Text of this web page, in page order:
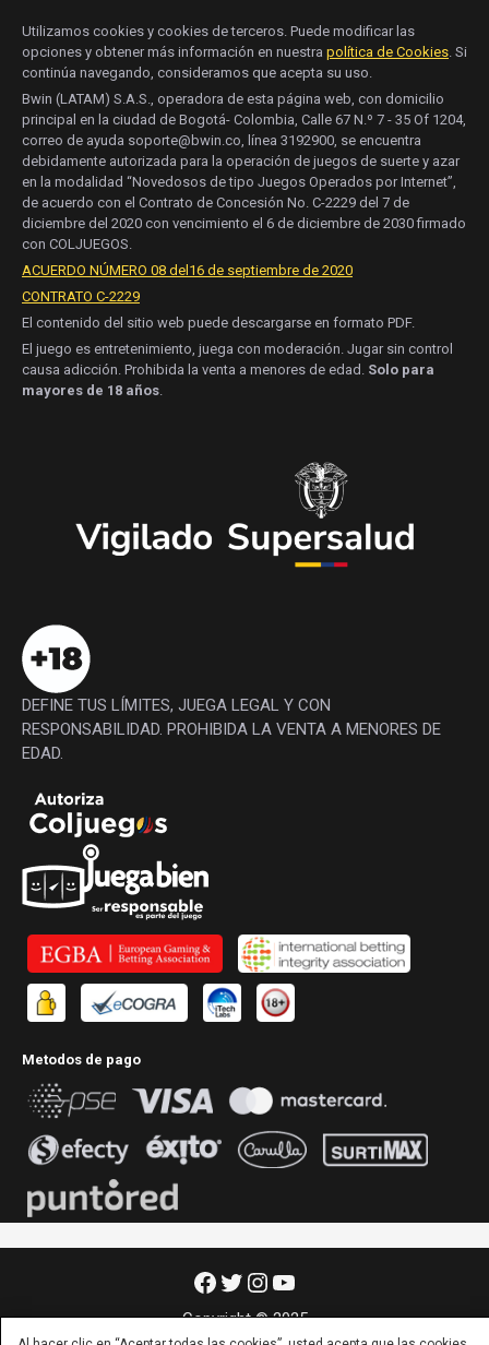
Utilizamos cookies y cookies de terceros. Puede modificar las
opciones y obtener más información en nuestra política de Cookies . Si
continúa navegando, consideramos que acepta su uso.
Bwin (LATAM) S.A.S., operadora de esta página web, con domicilio
principal en la ciudad de Bogotá- Colombia, Calle 67 N.º 7 - 35 Of 1204,
correo de ayuda soporte@bwin.co, línea 3192900, se encuentra
debidamente autorizada para la operación de juegos de suerte y azar
en la modalidad “Novedosos de tipo Juegos Operados por Internet”,
de acuerdo con el Contrato de Concesión No. C-2229 del 7 de
diciembre del 2020 con vencimiento el 6 de diciembre de 2030 firmado
con COLJUEGOS.
ACUERDO NÚMERO 08 del16 de septiembre de 2020
CONTRATO C-2229
El contenido del sitio web puede descargarse en formato PDF.
El juego es entretenimiento, juega con moderación. Jugar sin control
causa adicción. Prohibida la venta a menores de edad. Solo para
mayores de 18 años
DEFINE TUS LÍMITES, JUEGA LEGAL Y CON
RESPONSABILIDAD. PROHIBIDA LA VENTA A MENORES DE
EDAD.
Metodos de pago
Facebook
Twitter
Instagram
YouTube
Copyright © 2025